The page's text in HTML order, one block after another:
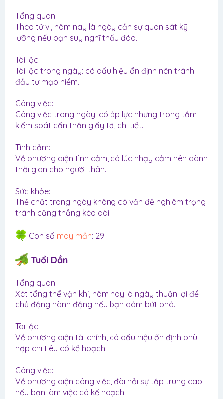
Tổng quan:
Theo tử vi, hôm nay là ngày cần sự quan sát kỹ
lưỡng nếu bạn suy nghĩ thấu đáo.
Tài lộc:
Tài lộc trong ngày: có dấu hiệu ổn định nên tránh
đầu tư mạo hiểm.
Công việc:
Công việc trong ngày: có áp lực nhưng trong tầm
kiểm soát cẩn thận giấy tờ, chi tiết.
Tình cảm:
Về phương diện tình cảm, có lúc nhạy cảm nên dành
thời gian cho người thân.
Sức khỏe:
Thể chất trong ngày không có vấn đề nghiêm trọng
tránh căng thẳng kéo dài.
Con số may mắn: 29
Tuổi Dần
Tổng quan:
Xét tổng thể vận khí, hôm nay là ngày thuận lợi để
chủ động hành động nếu bạn dám bứt phá.
Tài lộc:
Về phương diện tài chính, có dấu hiệu ổn định phù
hợp chi tiêu có kế hoạch.
Công việc:
Về phương diện công việc, đòi hỏi sự tập trung cao
nếu bạn làm việc có kế hoạch.